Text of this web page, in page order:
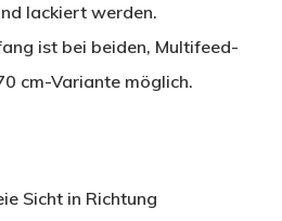
lackiert werden.
ist bei beiden, Multifeed-
cm-Variante möglich.
Sicht in Richtung